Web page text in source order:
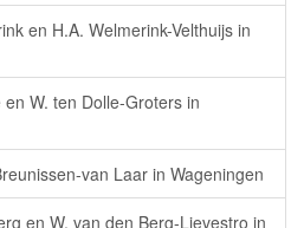
en H.A. Welmerink-Velthuijs in
W. ten Dolle-Groters in
van Laar in Wageningen
en W. van den Berg-Lievestro in